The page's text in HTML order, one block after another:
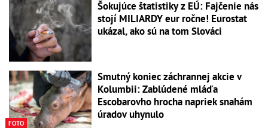
Šokujúce štatistiky z EÚ: Fajčenie nás
stojí MILIARDY eur ročne! Eurostat
ukázal, ako sú na tom Slováci
FOTO
Smutný koniec záchrannej akcie v
Kolumbii: Zablúdené mláďa
Escobarovho hrocha napriek snahám
úradov uhynulo